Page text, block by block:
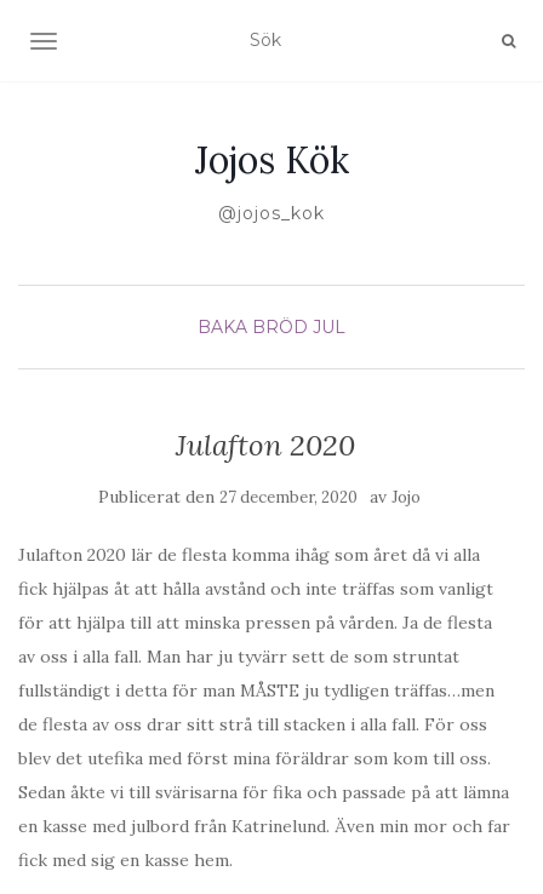
SLÅ PÅ/AV NAVIGERING
Jojos Kök
@jojos_kok
BAKA BRÖD JUL
Julafton 2020
Publicerat den 27 december, 2020 av Jojo
Julafton 2020 lär de flesta komma ihåg som året då vi alla
fick hjälpas åt att hålla avstånd och inte träffas som vanligt
för att hjälpa till att minska pressen på vården. Ja de flesta
av oss i alla fall. Man har ju tyvärr sett de som struntat
fullständigt i detta för man MÅSTE ju tydligen träffas…men
de flesta av oss drar sitt strå till stacken i alla fall. För oss
blev det utefika med först mina föräldrar som kom till oss.
Sedan åkte vi till svärisarna för fika och passade på att lämna
en kasse med julbord från Katrinelund. Även min mor och far
fick med sig en kasse hem.